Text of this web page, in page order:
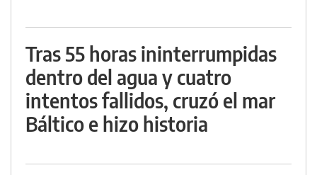
Tras 55 horas ininterrumpidas
dentro del agua y cuatro
intentos fallidos, cruzó el mar
Báltico e hizo historia